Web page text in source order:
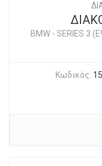
BMW - SERIES 3
Κωδικός: